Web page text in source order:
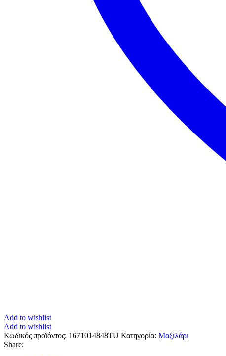
Add to wishlist
Add to wishlist
Κωδικός προϊόντος: 1671014848TU Κατηγορία: Μαξιλάρι
Share: